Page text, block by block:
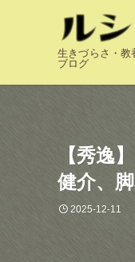
生きづらさ・教
ブログ
【秀逸
健介、
2025-12-11